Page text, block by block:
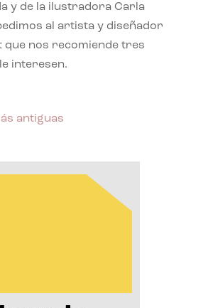
y de la ilustradora Carla
al artista y diseñador
que nos recomiende tres
interesen.
antiguas